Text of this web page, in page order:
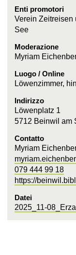
Enti promotori
Verein
See
Moderazione
Myriam
Luogo / Online
Löwenzimmer,
Indirizzo
Löwenplatz 1
5712 Beinwil am
Contatto
Myriam
079 444 99 18
https://
Datei
2025_11-